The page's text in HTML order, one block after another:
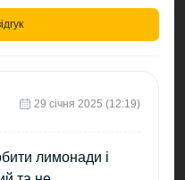
29 cічня 2025 (12:19)
лимонади і